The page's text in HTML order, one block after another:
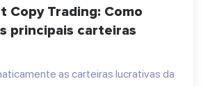
Copy Trading: Como
principais carteiras
as carteiras lucrativas da